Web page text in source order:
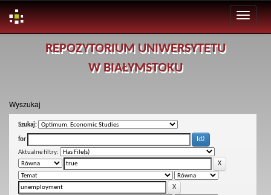
REPOZYTORIUM UNIWERSYTETU
W BIAŁYMSTOKU
Wyszukaj
Szukaj:
for
Aktualne filtry: